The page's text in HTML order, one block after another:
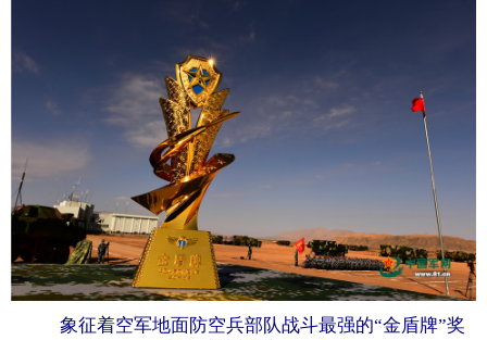
台湾 汽车
科技 能源 公司
图片 视频 食品
旅游 健康 信息化 数据
象征着空军地面防空兵部队战斗最强的“金盾牌”奖